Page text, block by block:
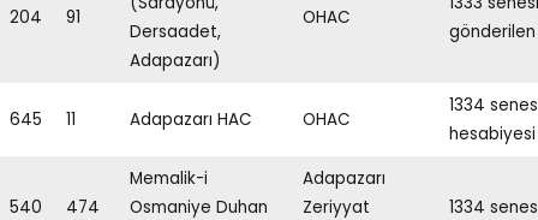
204 91
Dersaadet,
Adapazarı)
OHAC
645 11 Adapazarı HAC OHAC
1334
hesabiyesi
540 474
Memalik-i
Osmaniye Duhan
Adapazarı
Zeriyyat
1334